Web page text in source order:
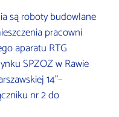
są roboty budowlane
pracowni
aparatu RTG
SPZOZ w Rawie
14”–
nr 2 do